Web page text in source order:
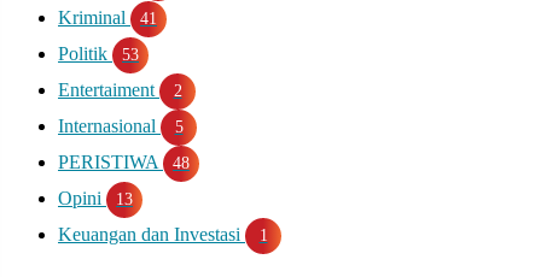
Kriminal 41
Politik 53
Entertaiment 2
Internasional 5
PERISTIWA 48
Opini 13
Keuangan dan Investasi 1